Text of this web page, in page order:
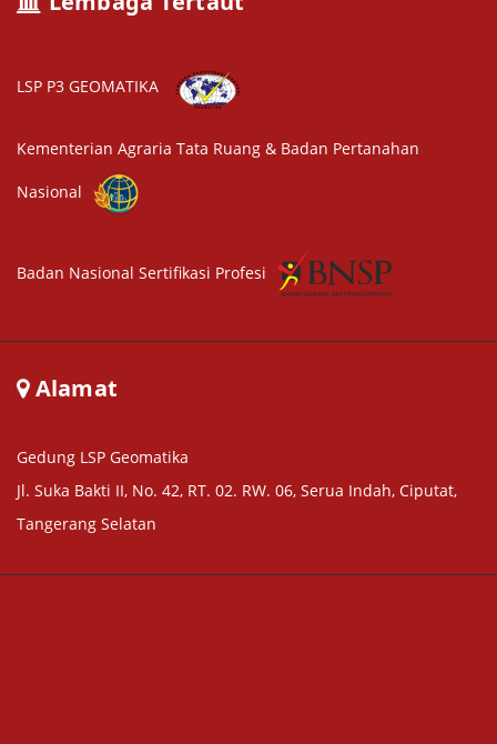
LSP P3 GEOMATIKA
Kementerian Agraria Tata Ruang & Badan Pertanahan
Nasional
Badan Nasional Sertifikasi Profesi
Alamat
Gedung LSP Geomatika
Jl. Suka Bakti II, No. 42, RT. 02. RW. 06, Serua Indah, Ciputat,
Tangerang Selatan